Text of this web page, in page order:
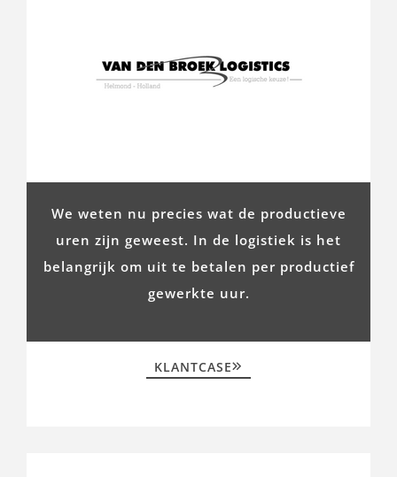
We weten nu precies wat de productieve
uren zijn geweest. In de logistiek is het
belangrijk om uit te betalen per productief
gewerkte uur.
KLANTCASE